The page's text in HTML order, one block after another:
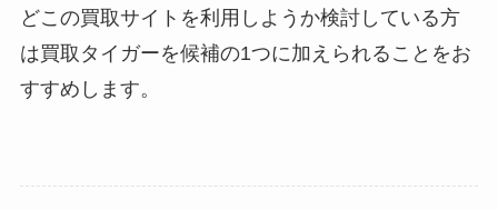
どこの買取サイトを利用しようか検討している方
は買取タイガーを候補の1つに加えられることをお
すすめします。